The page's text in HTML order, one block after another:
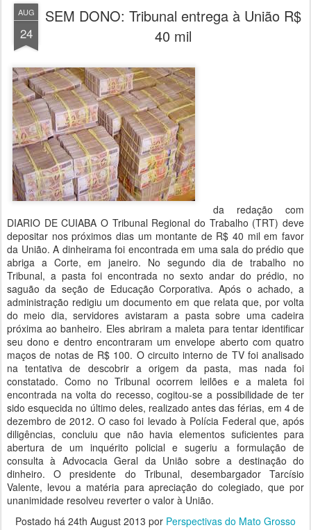
AUG
24
SEM DONO: Tribunal entrega à União R$
40 mil
da redação com
DIARIO DE CUIABA O Tribunal Regional do Trabalho (TRT) deve
depositar nos próximos dias um montante de R$ 40 mil em favor
da União. A dinheirama foi encontrada em uma sala do prédio que
abriga a Corte, em janeiro. No segundo dia de trabalho no
Tribunal, a pasta foi encontrada no sexto andar do prédio, no
saguão da seção de Educação Corporativa. Após o achado, a
administração redigiu um documento em que relata que, por volta
do meio dia, servidores avistaram a pasta sobre uma cadeira
próxima ao banheiro. Eles abriram a maleta para tentar identificar
seu dono e dentro encontraram um envelope aberto com quatro
maços de notas de R$ 100. O circuito interno de TV foi analisado
na tentativa de descobrir a origem da pasta, mas nada foi
constatado. Como no Tribunal ocorrem leilões e a maleta foi
encontrada na volta do recesso, cogitou-se a possibilidade de ter
sido esquecida no último deles, realizado antes das férias, em 4 de
dezembro de 2012. O caso foi levado à Polícia Federal que, após
diligências, concluiu que não havia elementos suficientes para
abertura de um inquérito policial e sugeriu a formulação de
consulta à Advocacia Geral da União sobre a destinação do
dinheiro. O presidente do Tribunal, desembargador Tarcísio
Valente, levou a matéria para apreciação do colegiado, que por
unanimidade resolveu reverter o valor à União.
Postado há 24th August 2013 por Perspectivas do Mato Grosso